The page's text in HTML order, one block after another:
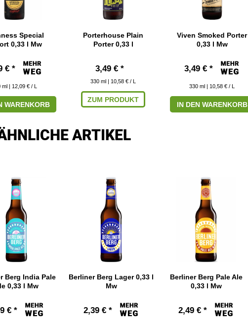
Special
0,33 l Mw
€ *
ml | 12,09 € / L
WARENKORB
Porterhouse Plain
Porter 0,33 l
3,49 € *
330 ml | 10,58 € / L
ZUM PRODUKT
Viven Smoked Porter
0,33 l Mw
3,49 € *
330 ml | 10,58 € / L
IN DEN WARENKORB
ARTIKEL
Berg India Pale
0,33 l Mw
€ *
Berliner Berg Lager 0,33 l
Mw
2,39 € *
Berliner Berg Pale Ale
0,33 l Mw
2,49 € *